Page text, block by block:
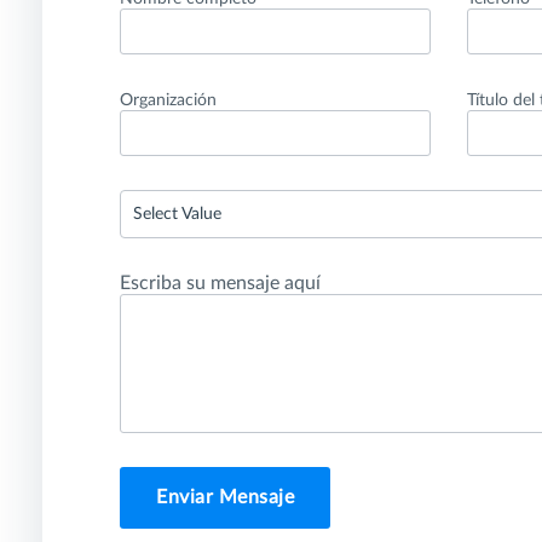
Organización
Título
Select Value
Escriba su mensaje aquí
Enviar Mensaje